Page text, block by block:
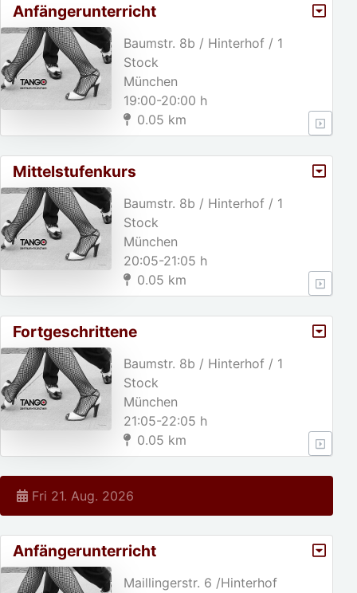
Anfängerunterricht
Baumstr. 8b / Hinterhof / 1
Stock
München
19:00-20:00 h
0.05 km
Mittelstufenkurs
Baumstr. 8b / Hinterhof / 1
Stock
München
20:05-21:05 h
0.05 km
Fortgeschrittene
Baumstr. 8b / Hinterhof / 1
Stock
München
21:05-22:05 h
0.05 km
Fri 21. Aug. 2026
Anfängerunterricht
Maillingerstr. 6 /Hinterhof